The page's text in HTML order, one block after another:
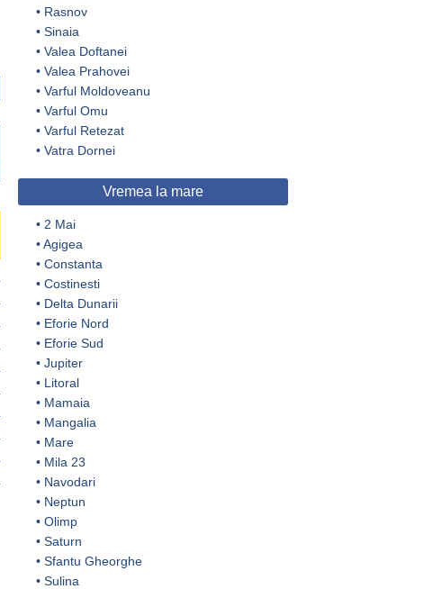
• Rasnov
• Sinaia
• Valea Doftanei
• Valea Prahovei
• Varful Moldoveanu
• Varful Omu
• Varful Retezat
• Vatra Dornei
Vremea la mare
• 2 Mai
•Agigea
• Constanta
• Costinesti
• Delta Dunarii
• Eforie Nord
• Eforie Sud
• Jupiter
• Litoral
• Mamaia
• Mangalia
• Mare
• Mila 23
• Navodari
• Neptun
• Olimp
• Saturn
• Sfantu Gheorghe
• Sulina